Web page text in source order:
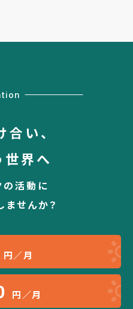
い、
世界へ
の活動に
せんか？
円／月
円／月